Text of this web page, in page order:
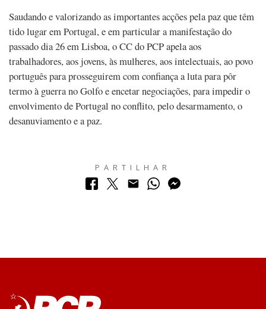
Saudando e valorizando as importantes acções pela paz que têm
tido lugar em Portugal, e em particular a manifestação do
passado dia 26 em Lisboa, o CC do PCP apela aos
trabalhadores, aos jovens, às mulheres, aos intelectuais, ao povo
português para prosseguirem com confiança a luta para pôr
termo à guerra no Golfo e encetar negociações, para impedir o
envolvimento de Portugal no conflito, pelo desarmamento, o
desanuviamento e a paz.
PARTILHAR